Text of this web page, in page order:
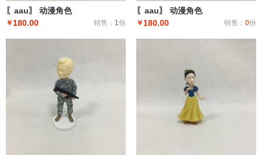
〖aau〗 动漫角色
￥180.00 销售： 1份
〖aau〗 动漫角色
￥180.00 销售： 0份